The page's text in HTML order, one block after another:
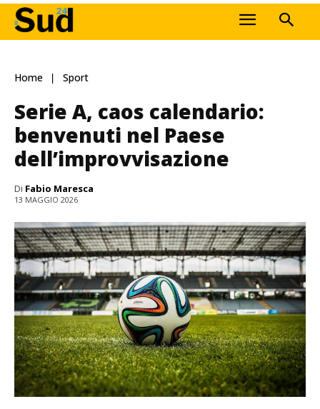
Home Sport
Serie A, caos calendario:
benvenuti nel Paese
dell’improvvisazione
Di Fabio Maresca
13 MAGGIO 2026